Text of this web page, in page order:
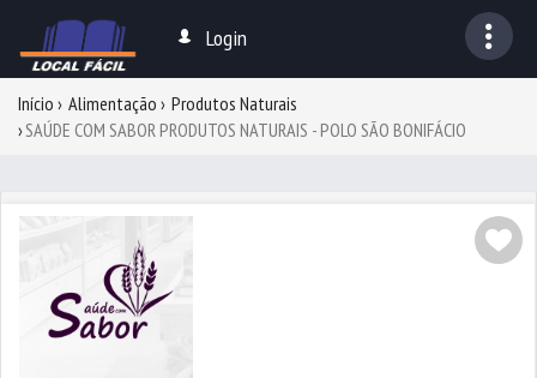
Login
Início Alimentação
Produtos Naturais
SAÚDE COM SABOR PRODUTOS NATURAIS - POLO SÃO BONIFÁCIO